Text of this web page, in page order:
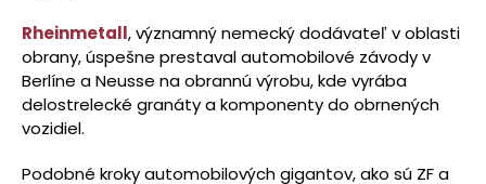
Rheinmetall, významný nemecký dodávateľ v oblasti
obrany, úspešne prestaval automobilové závody v
Berlíne a Neusse na obrannú výrobu, kde vyrába
delostrelecké granáty a komponenty do obrnených
vozidiel.
Podobné kroky automobilových gigantov, ako sú ZF a